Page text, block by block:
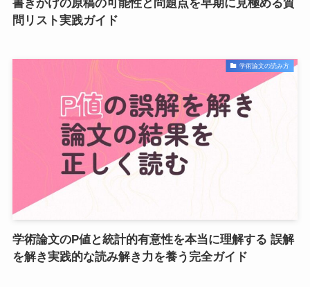
書きかけの原稿の可能性と問題点を早期に見極める質
問リスト実践ガイド
学術論文の読み方
学術論文のP値と統計的有意性を本当に理解する 誤解
を解き実践的な読み解き力を養う完全ガイド